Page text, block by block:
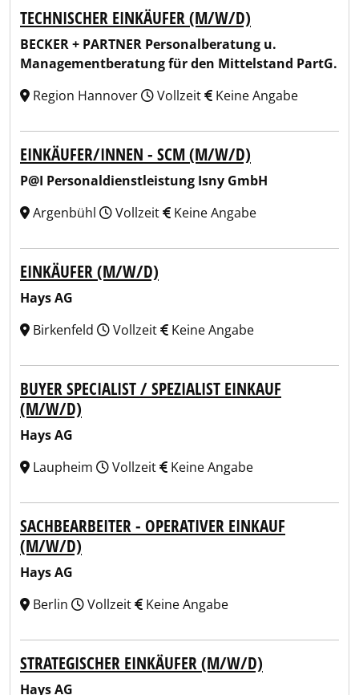
TECHNISCHER EINKÄUFER (M/W/D)
BECKER + PARTNER Personalberatung u.
Managementberatung für den Mittelstand PartG.
Region Hannover
Vollzeit Keine Angabe
EINKÄUFER/INNEN - SCM (M/W/D)
P@I Personaldienstleistung Isny GmbH
Argenbühl
Vollzeit Keine Angabe
EINKÄUFER (M/W/D)
Hays AG
Birkenfeld
Vollzeit Keine Angabe
BUYER SPECIALIST / SPEZIALIST EINKAUF
(M/W/D)
Hays AG
Laupheim
Vollzeit Keine Angabe
SACHBEARBEITER - OPERATIVER EINKAUF
(M/W/D)
Hays AG
Berlin
Vollzeit Keine Angabe
STRATEGISCHER EINKÄUFER (M/W/D)
Hays AG